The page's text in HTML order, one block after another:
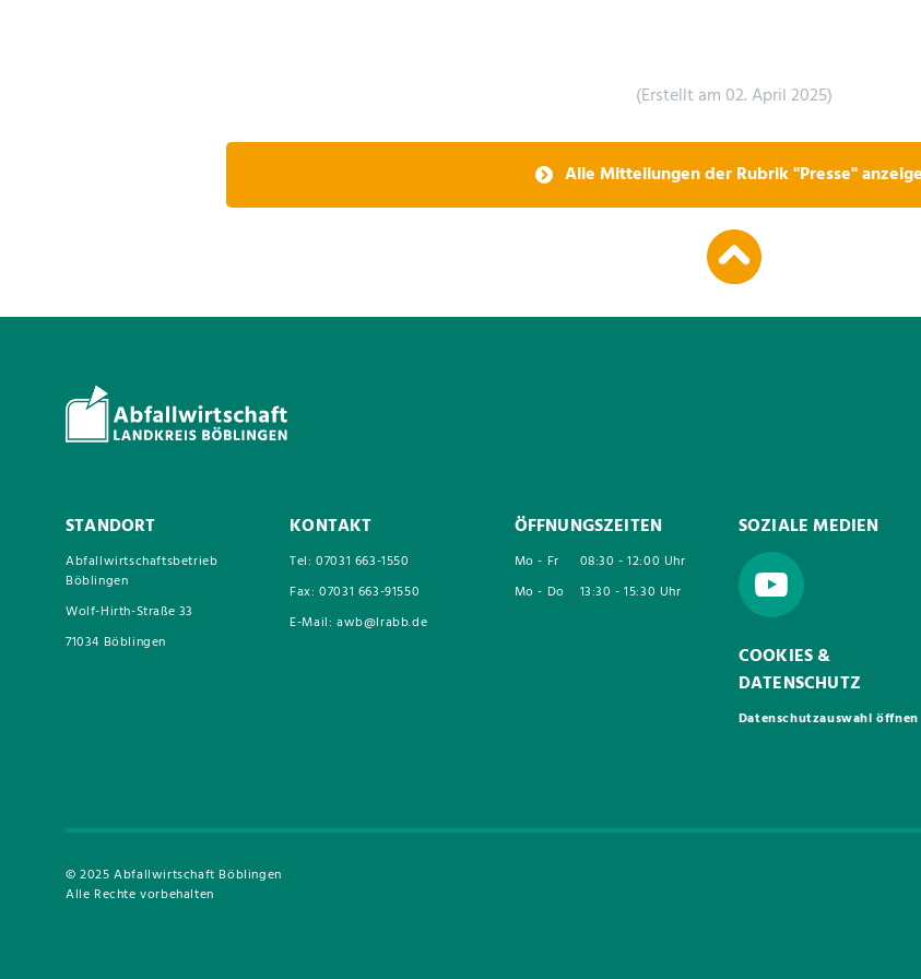
(Erstellt am 02. April 2025)
Alle Mitteilungen der Rubrik "Presse"
STANDORT
Abfallwirtschaftsbetrieb
Böblingen
Wolf-Hirth-Straße 33
71034 Böblingen
KONTAKT
Tel: 07031 663-1550
Fax: 07031 663-91550
E-Mail: awb@lrabb.de
ÖFFNUNGSZEITEN
Mo - Fr
08:30 - 12:00 Uhr
Mo - Do
13:30 - 15:30 Uhr
SOZIALE MEDIEN
COOKIES &
DATENSCHUTZ
Datenschutzauswahl öffnen
© 2025 Abfallwirtschaft Böblingen
Alle Rechte vorbehalten